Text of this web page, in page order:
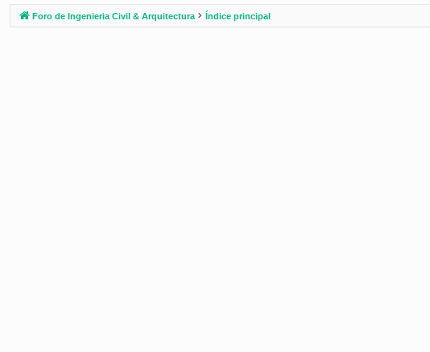
Foro de Ingenieria Civil & Arquitectura Índice principal